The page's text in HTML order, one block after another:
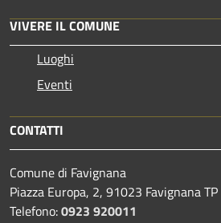
VIVERE IL COMUNE
Luoghi
Eventi
CONTATTI
Comune di Favignana
Piazza Europa, 2, 91023 Favignana TP
Telefono:0923 920011